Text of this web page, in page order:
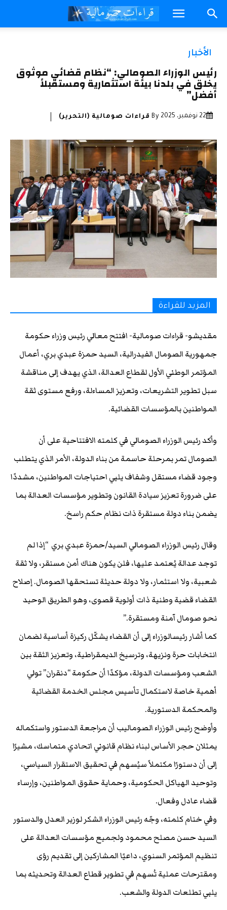
الأخبار
رئيس الوزراء الصومالي: “نظام قضائي موثوق
يخلق في بلدنا بيئة استثمارية ومستقبلاً
أفضل”
22 نوفمبر، 2025 By قراءات صومالية (التحرير)
المزيد للقراءة
مقديشو- قراءات صومالية- افتتح معالي رئيس وزراء حكومة
جمهورية الصومال الفيدرالية، السيد حمزة عبدي بري، أعمال
المؤتمر الوطني الأول لقطاع العدالة، الذي يهدف إلى مناقشة
سبل تطوير التشريعات، وتعزيز المساءلة، ورفع مستوى ثقة
المواطنين بالمؤسسات القضائية.
وأكد رئيس الوزراء الصومالي في كلمته الافتتاحية على أن
الصومال تمر بمرحلة حاسمة من بناء الدولة، الأمر الذي يتطلب
وجود قضاء مستقل وشفاف يلبي احتياجات المواطنين، مشددًا
على ضرورة تعزيز سيادة القانون وتطوير مؤسسات العدالة بما
يضمن بناء دولة مستقرة ذات نظام حكم راسخ.
وقال رئيس الوزراء الصومالي السيد/حمزة عبدي بري “إذا لم
توجد عدالة يُعتمد عليها، فلن يكون هناك أمن مستقر، ولا ثقة
شعبية، ولا استثمار، ولا دولة حديثة تستحقها الصومال. إصلاح
القضاء قضية وطنية ذات أولوية قصوى، وهو الطريق الوحيد
نحو صومال آمنة ومستقرة.”
كما أشار رئيسالوزراء إلى أن القضاء يشكّل ركيزة أساسية لضمان
انتخابات حرة ونزيهة، وترسيخ الديمقراطية، وتعزيز الثقة بين
الشعب ومؤسسات الدولة، مؤكدًا أن حكومة “دنقران” تولي
أهمية خاصة لاستكمال تأسيس مجلس الخدمة القضائية
والمحكمة الدستورية.
وأوضح رئيس الوزراء الصوماليب أن مراجعة الدستور واستكماله
يمثلان حجر الأساس لبناء نظام قانوني اتحادي متماسك، مشيرًا
إلى أن دستورًا مكتملاً سيُسهم في تحقيق الاستقرار السياسي،
وتوحيد الهياكل الحكومية، وحماية حقوق المواطنين، وإرساء
قضاء عادل وفعال.
وفي ختام كلمته، وجّه رئيس الوزراء الشكر لوزير العدل والدستور
السيد حسن مصلح محمود ولجميع مؤسسات العدالة على
تنظيم المؤتمر السنوي، داعيًا المشاركين إلى تقديم رؤى
ومقترحات عملية تُسهم في تطوير قطاع العدالة وتحديثه بما
يلبي تطلعات الدولة والشعب.